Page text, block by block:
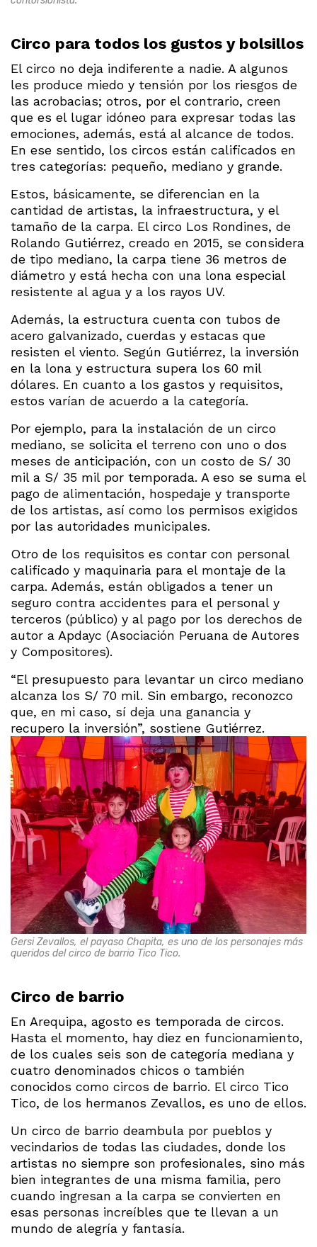
Circo para todos los gustos y bolsillos
El circo no deja indiferente a nadie. A algunos
les produce miedo y tensión por los riesgos de
las acrobacias; otros, por el contrario, creen
que es el lugar idóneo para expresar todas las
emociones, además, está al alcance de todos.
En ese sentido, los circos están calificados en
tres categorías: pequeño, mediano y grande.
Estos, básicamente, se diferencian en la
cantidad de artistas, la infraestructura, y el
tamaño de la carpa. El circo Los Rondines, de
Rolando Gutiérrez, creado en 2015, se considera
de tipo mediano, la carpa tiene 36 metros de
diámetro y está hecha con una lona especial
resistente al agua y a los rayos UV.
Además, la estructura cuenta con tubos de
acero galvanizado, cuerdas y estacas que
resisten el viento. Según Gutiérrez, la inversión
en la lona y estructura supera los 60 mil
dólares. En cuanto a los gastos y requisitos,
estos varían de acuerdo a la categoría.
Por ejemplo, para la instalación de un circo
mediano, se solicita el terreno con uno o dos
meses de anticipación, con un costo de S/ 30
mil a S/ 35 mil por temporada. A eso se suma el
pago de alimentación, hospedaje y transporte
de los artistas, así como los permisos exigidos
por las autoridades municipales.
Otro de los requisitos es contar con personal
calificado y maquinaria para el montaje de la
carpa. Además, están obligados a tener un
seguro contra accidentes para el personal y
terceros (público) y al pago por los derechos de
autor a Apdayc (Asociación Peruana de Autores
y Compositores).
“El presupuesto para levantar un circo mediano
alcanza los S/ 70 mil. Sin embargo, reconozco
que, en mi caso, sí deja una ganancia y
recupero la inversión”, sostiene Gutiérrez.
Gersi Zevallos, el payaso Chapita, es uno de los personajes más
queridos del circo de barrio Tico Tico.
Circo de barrio
En Arequipa, agosto es temporada de circos.
Hasta el momento, hay diez en funcionamiento,
de los cuales seis son de categoría mediana y
cuatro denominados chicos o también
conocidos como circos de barrio. El circo Tico
Tico, de los hermanos Zevallos, es uno de ellos.
Un circo de barrio deambula por pueblos y
vecindarios de todas las ciudades, donde los
artistas no siempre son profesionales, sino más
bien integrantes de una misma familia, pero
cuando ingresan a la carpa se convierten en
esas personas increíbles que te llevan a un
mundo de alegría y fantasía.